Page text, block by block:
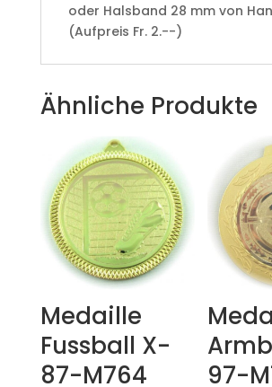
oder Halsband 28 mm von
(Aufpreis Fr. 2.--)
Ähnliche Produkte
Medaille
Fussball X-
87-M764
97-